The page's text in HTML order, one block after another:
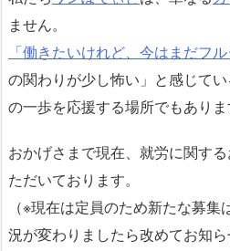
ません。
「働きたいけれど、今はまだフ
の関わりが少し怖い」と感じて
の一歩を応援する場所でもありま
おかげさまで現在、就労に関す
ただいております。
（※現在は定員のため新たな募
況が変わりましたら改めてお知ら